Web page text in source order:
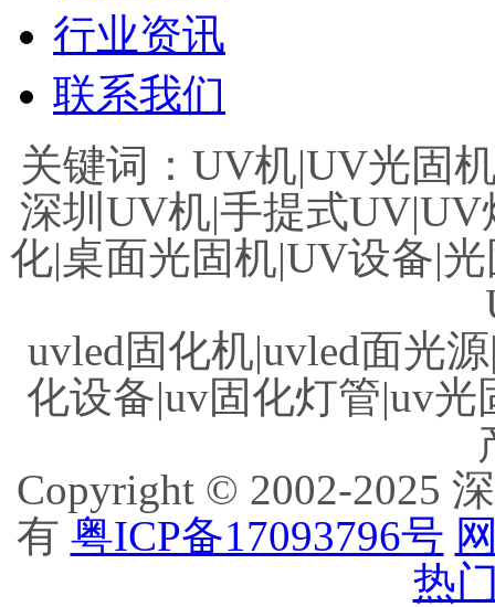
行业资讯
联系我们
关键词：UV机|UV光固
深圳UV机|手提式
化|桌面光固机|UV设备|
uvled固化机|uvled面光
化设备|uv固化灯管|uv
Copyright © 2002-2025
有 粤ICP备17093796号
热